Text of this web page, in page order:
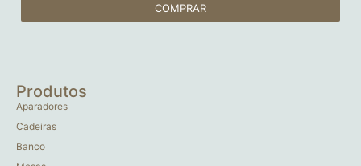
COMPRAR
Produtos
Aparadores
Cadeiras
Banco